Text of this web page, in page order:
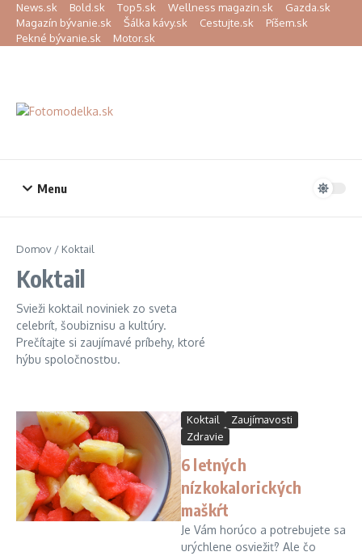
Preskočiť na obsah
News.sk Bold.sk Top5.sk Wellness magazin.sk
Gazda.sk
Magazín bývanie.sk
Šálka kávy.sk Cestujte.sk
Píšem.sk
Pekné bývanie.sk
Motor.sk
Menu
Domov / Koktail
Koktail
Svieži koktail noviniek zo sveta
celebrít, šoubiznisu a kultúry.
Prečítajte si zaujímavé príbehy, ktoré
hýbu spoločnosťou.
Koktail
Zaujímavosti
Zdravie
6 letných
nízkokalorických
maškŕt
Je Vám horúco a potrebujete sa
urýchlene osviežiť? Ale čo